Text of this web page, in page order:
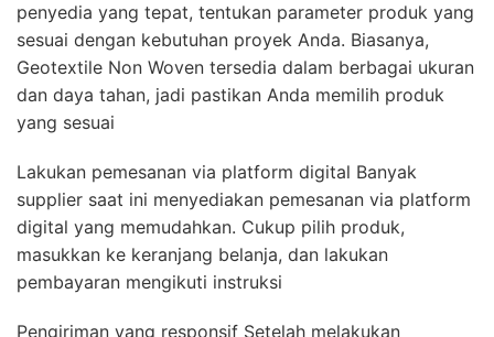
penyedia yang tepat, tentukan parameter produk yang
sesuai dengan kebutuhan proyek Anda. Biasanya,
Geotextile Non Woven tersedia dalam berbagai ukuran
dan daya tahan, jadi pastikan Anda memilih produk
yang sesuai
Lakukan pemesanan via platform digital Banyak
supplier saat ini menyediakan pemesanan via platform
digital yang memudahkan. Cukup pilih produk,
masukkan ke keranjang belanja, dan lakukan
pembayaran mengikuti instruksi
Pengiriman yang responsif Setelah melakukan